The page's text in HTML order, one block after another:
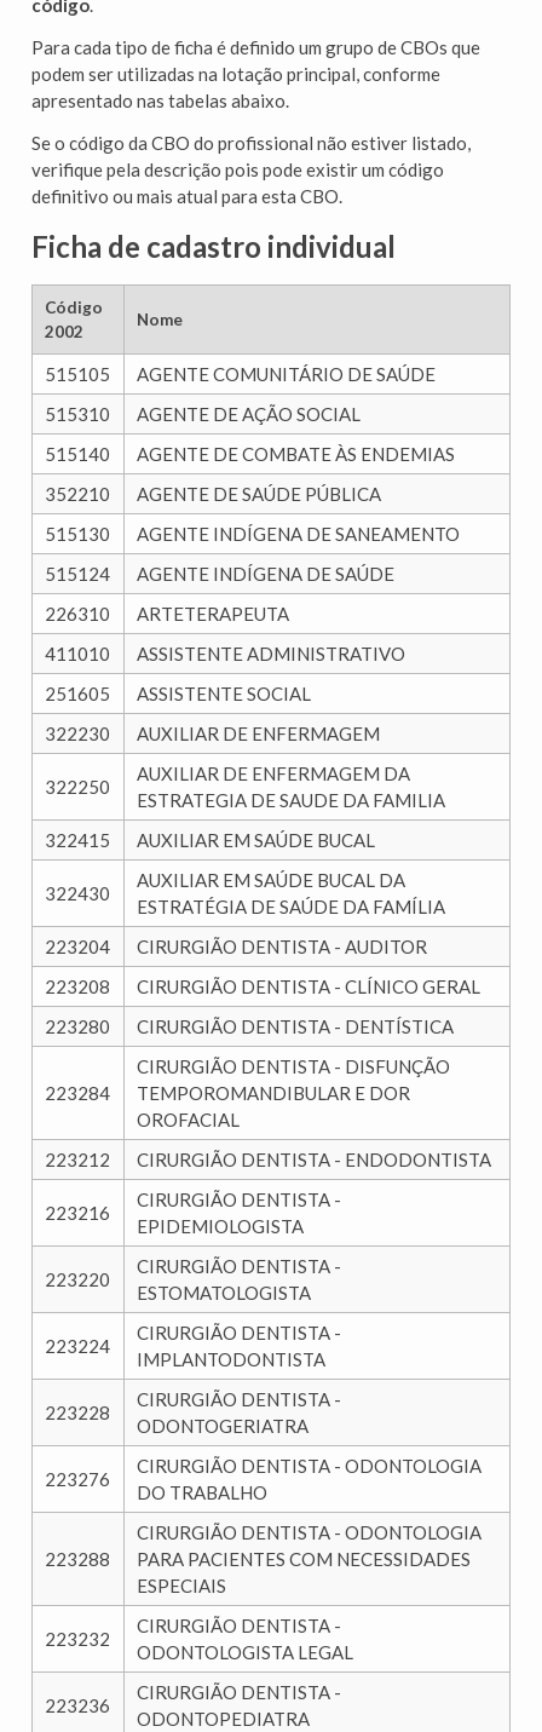
código.
Para cada tipo de ficha é definido um grupo de CBOs que
podem ser utilizadas na lotação principal, conforme
apresentado nas tabelas abaixo.
Se o código da CBO do profissional não estiver listado,
verifique pela descrição pois pode existir um código
definitivo ou mais atual para esta CBO.
Ficha de cadastro individual
Código
2002
Nome
515105
AGENTE COMUNITÁRIO DE SAÚDE
515310
AGENTE DE AÇÃO SOCIAL
515140
AGENTE DE COMBATE ÀS ENDEMIAS
352210
AGENTE DE SAÚDE PÚBLICA
515130
AGENTE INDÍGENA DE SANEAMENTO
515124
AGENTE INDÍGENA DE SAÚDE
226310
ARTETERAPEUTA
411010
ASSISTENTE ADMINISTRATIVO
251605
ASSISTENTE SOCIAL
322230
AUXILIAR DE ENFERMAGEM
322250
AUXILIAR DE ENFERMAGEM DA
ESTRATEGIA DE SAUDE DA FAMILIA
322415
AUXILIAR EM SAÚDE BUCAL
322430
AUXILIAR EM SAÚDE BUCAL DA
ESTRATÉGIA DE SAÚDE DA FAMÍLIA
223204
CIRURGIÃO DENTISTA - AUDITOR
223208
CIRURGIÃO DENTISTA - CLÍNICO GERAL
223280
CIRURGIÃO DENTISTA - DENTÍSTICA
223284
CIRURGIÃO DENTISTA - DISFUNÇÃO
TEMPOROMANDIBULAR E DOR
OROFACIAL
223212
CIRURGIÃO DENTISTA - ENDODONTISTA
223216
CIRURGIÃO DENTISTA -
EPIDEMIOLOGISTA
223220
CIRURGIÃO DENTISTA -
ESTOMATOLOGISTA
223224
CIRURGIÃO DENTISTA -
IMPLANTODONTISTA
223228
CIRURGIÃO DENTISTA -
ODONTOGERIATRA
223276
CIRURGIÃO DENTISTA - ODONTOLOGIA
DO TRABALHO
223288
CIRURGIÃO DENTISTA - ODONTOLOGIA
PARA PACIENTES COM NECESSIDADES
ESPECIAIS
223232
CIRURGIÃO DENTISTA -
ODONTOLOGISTA LEGAL
223236
CIRURGIÃO DENTISTA -
ODONTOPEDIATRA